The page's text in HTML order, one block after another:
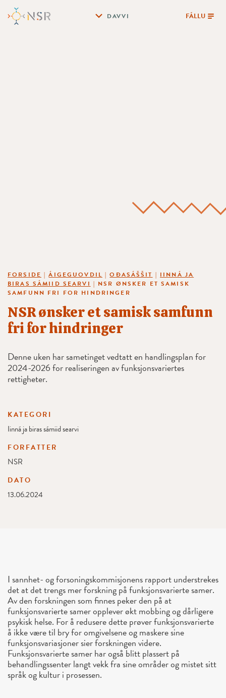
DAVVI FÁLLU
FORSIDE |ÁIGEGUOVDIL |OĐASÁŠŠIT | IINNÁ JA
BIRAS SÁMIID SEARVI | NSR ØNSKER ET SAMISK
SAMFUNN FRI FOR HINDRINGER
NSR ønsker et samisk samfunn
fri for hindringer
Denne uken har sametinget vedtatt en handlingsplan for
2024-2026 for realiseringen av funksjonsvariertes
rettigheter.
KATEGORI
Iinná ja biras sámiid searvi
FORFATTER
NSR
DATO
13.06.2024
I sannhet- og forsoningskommisjonens rapport understrekes
det at det trengs mer forskning på funksjonsvarierte samer.
Av den forskningen som finnes peker den på at
funksjonsvarierte samer opplever økt mobbing og dårligere
psykisk helse. For å redusere dette prøver funksjonsvarierte
å ikke være til bry for omgivelsene og maskere sine
funksjonsvariasjoner sier forskningen videre.
Funksjonsvarierte samer har også blitt plassert på
behandlingssenter langt vekk fra sine områder og mistet sitt
språk og kultur i prosessen.